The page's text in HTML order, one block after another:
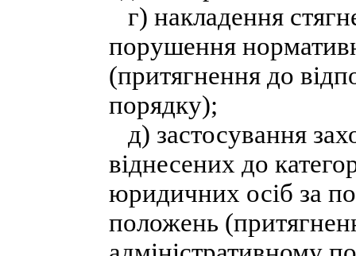
г) накладення
порушення
(притягнення до
порядку);
д) застосування
віднесених до
юридичних осіб за
положень